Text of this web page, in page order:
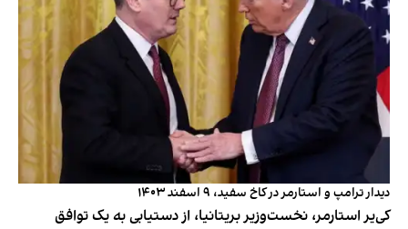
دیدار ترامپ و استارمر در کاخ سفید، ۹ اسفند ۱۴۰۳
کی‌یر استارمر، نخست‌وزیر بریتانیا، از دستیابی به یک توافق